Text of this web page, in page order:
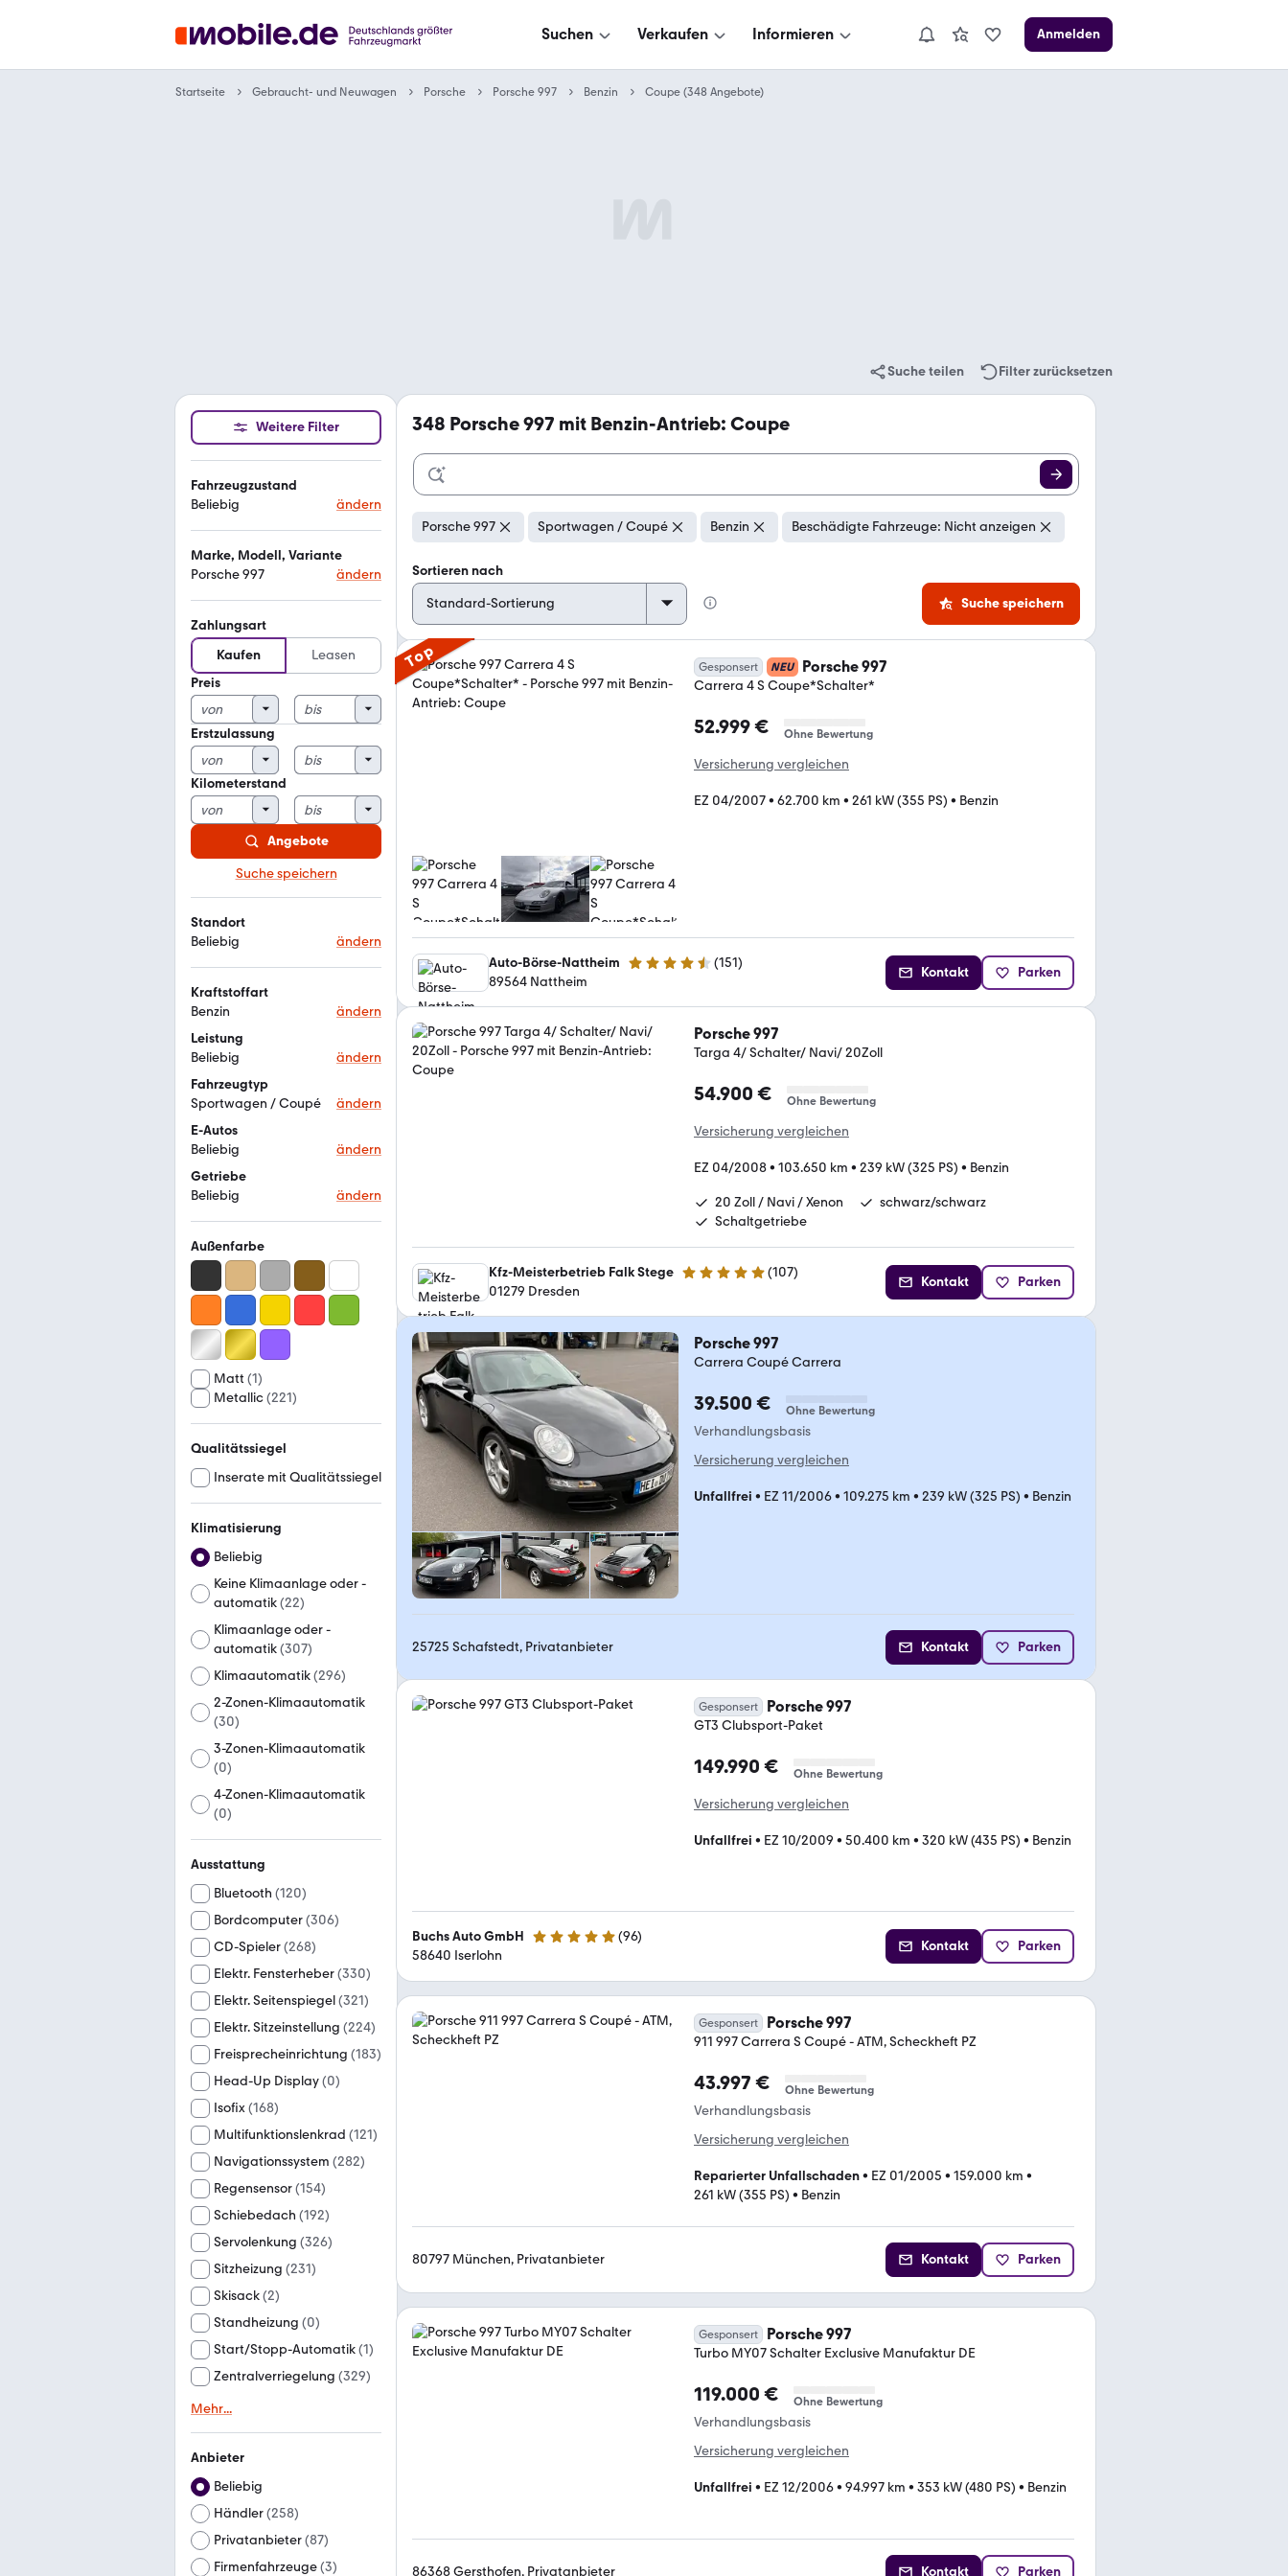
Suchen Verkaufen Informieren Anmelden
Startseite Gebraucht- und Neuwagen Porsche Porsche 997 Benzin Coupe (348 Angebote)
Suche teilen Filter zurücksetzen
Weitere Filter
Fahrzeugzustand
Beliebig
ändern
Marke, Modell, Variante
Porsche 997
ändern
Zahlungsart
Kaufen
Leasen
Preis
Erstzulassung
Kilometerstand
Angebote
Suche speichern
Standort
Beliebig
ändern
Kraftstoffart
Benzin
ändern
Leistung
Beliebig
ändern
Fahrzeugtyp
Sportwagen / Coupé
ändern
E-Autos
Beliebig
ändern
Getriebe
Beliebig
ändern
Außenfarbe
Matt (1)
Metallic(221)
Qualitätssiegel
Inserate mit Qualitätssiegel
Klimatisierung
Beliebig
Keine Klimaanlage oder -
automatik(22)
Klimaanlage oder -
automatik(307)
Klimaautomatik(296)
2-Zonen-Klimaautomatik
(30)
3-Zonen-Klimaautomatik
(0)
4-Zonen-Klimaautomatik
(0)
Ausstattung
Bluetooth (120)
Bordcomputer(306)
CD-Spieler(268)
Elektr. Fensterheber(330)
Elektr. Seitenspiegel(321)
Elektr. Sitzeinstellung (224)
Freisprecheinrichtung (183)
Head-Up Display(0)
Isofix(168)
Multifunktionslenkrad (121)
Navigationssystem (282)
Regensensor(154)
Schiebedach (192)
Servolenkung (326)
Sitzheizung (231)
Skisack(2)
Standheizung (0)
Start/Stopp-Automatik(1)
Zentralverriegelung (329)
Mehr...
Anbieter
Beliebig
Händler(258)
Privatanbieter(87)
Firmenfahrzeuge(3)
348 Porsche 997 mit Benzin-Antrieb: Coupe
Porsche 997 Sportwagen / Coupé Benzin Beschädigte Fahrzeuge: Nicht anzeigen
Sortieren nach
Suche speichern
Top Gesponsert NEU Porsche 997
Carrera 4 S Coupe*Schalter*
52.999 € Ohne Bewertung
Versicherung vergleichen
EZ 04/2007• 62.700 km • 261 kW (355 PS) • Benzin
Auto-Börse-Nattheim 4.5 Sterne (151)
89564 Nattheim
Kontakt Parken
Porsche 997
Targa 4/ Schalter/ Navi/ 20Zoll
54.900 € Ohne Bewertung
Versicherung vergleichen
EZ 04/2008• 103.650 km • 239 kW (325 PS) • Benzin
20 Zoll / Navi / Xenon
schwarz/schwarz
Schaltgetriebe
Kfz-Meisterbetrieb Falk Stege 4.9 Sterne (107)
01279 Dresden
Kontakt Parken
Porsche 997
Carrera Coupé Carrera
39.500 € Ohne Bewertung
Verhandlungsbasis
Versicherung vergleichen
Unfallfrei • EZ 11/2006• 109.275 km • 239 kW (325 PS) • Benzin
25725 Schafstedt, Privatanbieter Kontakt Parken
Gesponsert Porsche 997
GT3 Clubsport-Paket
149.990 € Ohne Bewertung
Versicherung vergleichen
Unfallfrei • EZ 10/2009 • 50.400 km • 320 kW (435 PS) • Benzin
Buchs Auto GmbH 4.8 Sterne (96)
58640 Iserlohn
Kontakt Parken
Gesponsert Porsche 997
911 997 Carrera S Coupé - ATM, Scheckheft PZ
43.997 € Ohne Bewertung
Verhandlungsbasis
Versicherung vergleichen
Reparierter Unfallschaden• EZ 01/2005 • 159.000 km •
261 kW (355 PS) • Benzin
80797 München, Privatanbieter Kontakt Parken
Gesponsert Porsche 997
Turbo MY07 Schalter Exclusive Manufaktur DE
119.000 € Ohne Bewertung
Verhandlungsbasis
Versicherung vergleichen
Unfallfrei • EZ 12/2006• 94.997 km • 353 kW (480 PS) • Benzin
86368 Gersthofen, Privatanbieter Kontakt Parken